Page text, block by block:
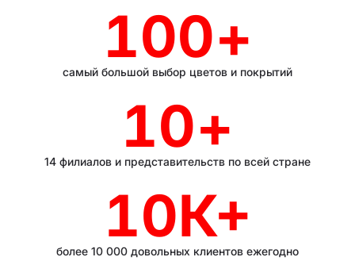
100+
самый большой выбор цветов и покрытий
10+
14 филиалов и представительств по всей стране
10К+
более 10 000 довольных клиентов ежегодно